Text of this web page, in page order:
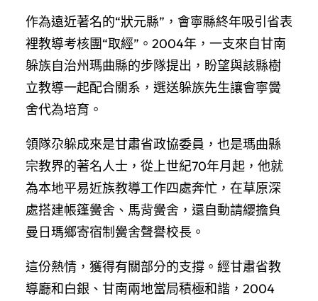
作為遠近著名的“狀元縣”，會寧縣終年吸引省表
裡教導考核團“取經”。2004年，一支來自甘南
躲族自治州瑪曲縣的步隊提出，盼望與該縣樹
立教導一起配合關系，選送躲族先生讓會寧黌
舍代為培育。
領隊尕躲成來是甘肅省政協委員，也是瑪曲縣
宗教界的著名人士，從上世紀70年月起，他就
為本地平易近族教導工作四處奔忙，在草原深
處搭建帳篷黌舍、馬背黌舍，還自動請纓擔負
曼日瑪鄉寄宿制黌舍聲譽校長。
這份熱情，獲得有關部分的支撐。經甘肅省教
導廳和白銀、甘南兩地當局積極和諧，2004